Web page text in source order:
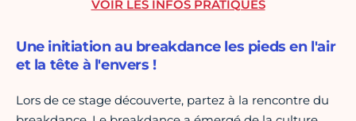
Une initiation au breakdance les pieds en l'air
et la tête à l'envers !
Lors de ce stage découverte, partez à la rencontre du
VOIR LES INFOS PRATIQUES